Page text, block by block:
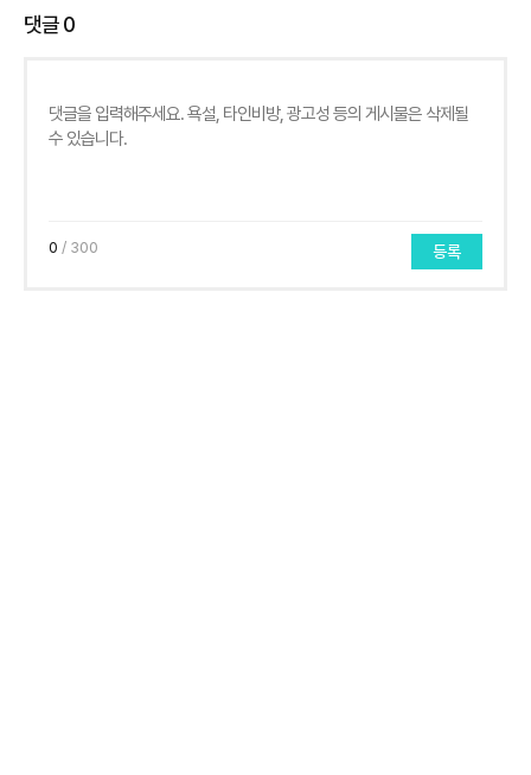
댓글0
0 / 300 등록